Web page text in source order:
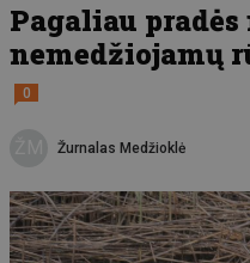
Pagaliau
nemedžiojamų
0
Žurnalas Medžioklė